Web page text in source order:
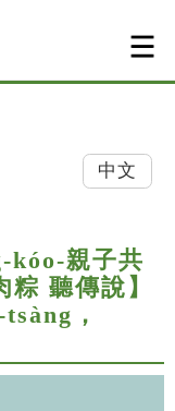
中文
kóo-親子共
聽傳說】
，